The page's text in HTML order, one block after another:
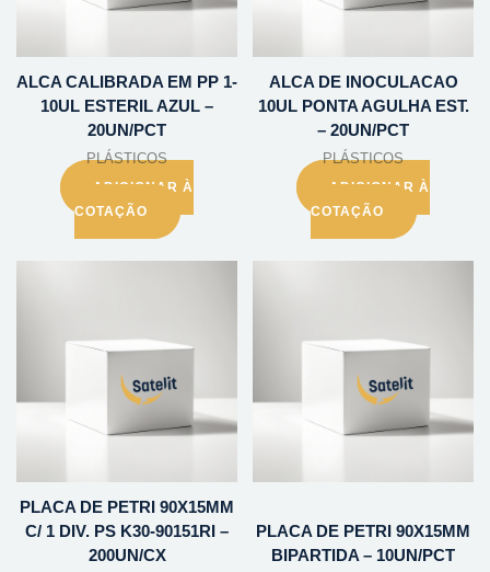
ALCA CALIBRADA EM PP 1-
10UL ESTERIL AZUL –
20UN/PCT
PLÁSTICOS
ADICIONAR À
COTAÇÃO
ALCA DE INOCULACAO
10UL PONTA AGULHA EST.
– 20UN/PCT
PLÁSTICOS
ADICIONAR À
COTAÇÃO
PLACA DE PETRI 90X15MM
C/ 1 DIV. PS K30-90151RI –
200UN/CX
PLACA DE PETRI 90X15MM
BIPARTIDA – 10UN/PCT